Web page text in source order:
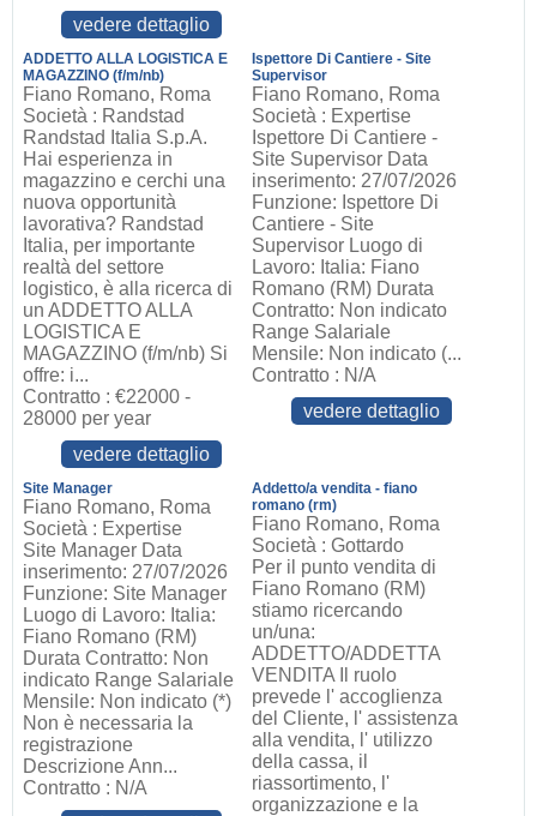
vedere dettaglio
ADDETTO ALLA LOGISTICA E
MAGAZZINO (f/m/nb)
Fiano Romano, Roma
Società : Randstad
Randstad Italia S.p.A.
Hai esperienza in
magazzino e cerchi una
nuova opportunità
lavorativa? Randstad
Italia, per importante
realtà del settore
logistico, è alla ricerca di
un ADDETTO ALLA
LOGISTICA E
MAGAZZINO (f/m/nb) Si
offre: i...
Contratto : €22000 -
28000 per year
vedere dettaglio
Ispettore Di Cantiere - Site
Supervisor
Fiano Romano, Roma
Società : Expertise
Ispettore Di Cantiere -
Site Supervisor Data
inserimento: 27/07/2026
Funzione: Ispettore Di
Cantiere - Site
Supervisor Luogo di
Lavoro: Italia: Fiano
Romano (RM) Durata
Contratto: Non indicato
Range Salariale
Mensile: Non indicato (...
Contratto : N/A
vedere dettaglio
Site Manager
Fiano Romano, Roma
Società : Expertise
Site Manager Data
inserimento: 27/07/2026
Funzione: Site Manager
Luogo di Lavoro: Italia:
Fiano Romano (RM)
Durata Contratto: Non
indicato Range Salariale
Mensile: Non indicato (*)
Non è necessaria la
registrazione
Descrizione Ann...
Contratto : N/A
Addetto/a vendita - fiano
romano (rm)
Fiano Romano, Roma
Società : Gottardo
Per il punto vendita di
Fiano Romano (RM)
stiamo ricercando
un/una:
ADDETTO/ADDETTA
VENDITA Il ruolo
prevede l' accoglienza
del Cliente, l' assistenza
alla vendita, l' utilizzo
della cassa, il
riassortimento, l'
organizzazione e la